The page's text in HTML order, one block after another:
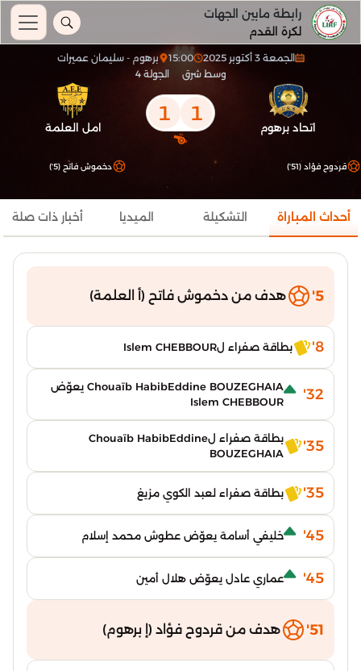
رابطة مابين الجهات
لكرة القدم
الجمعة 3 أكتوبر 2025 15:00
برهوم - سليمان عميرات
وسط شرق
الجولة 4
اتحاد برهوم 1
1 امل العلمة
قردوح فؤاد (51') دخموش فاتح (5')
أحداث المباراة التشكيلة الميديا أخبار ذات صلة
5' هدف من دخموش فاتح (أ العلمة)
8' بطاقة صفراء لIslem CHEBBOUR
32'
Chouaïb HabibEddine BOUZEGHAIA يعوّض
Islem CHEBBOUR
35'
بطاقة صفراء لChouaïb HabibEddine
BOUZEGHAIA
35' بطاقة صفراء لعبد الكوي مزيغ
45' خليفي أسامة يعوّض عطوش محمد إسلام
45' عماري عادل يعوّض هلال أمين
51' هدف من قردوح فؤاد (إ برهوم)